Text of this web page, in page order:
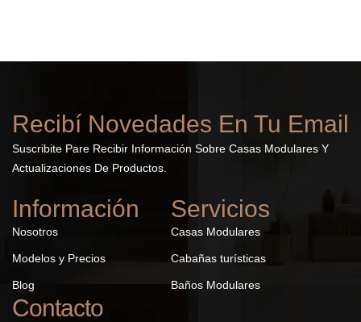
Recibí Novedades En Tu Email
Suscribite Pare Recibir Información Sobre Casas Modulares Y
Actualizaciones De Productos.
Información
Nosotros
Modelos y Precios
Blog
Servicios
Casas Modulares
Cabañas turísticas
Baños Modulares
Contacto